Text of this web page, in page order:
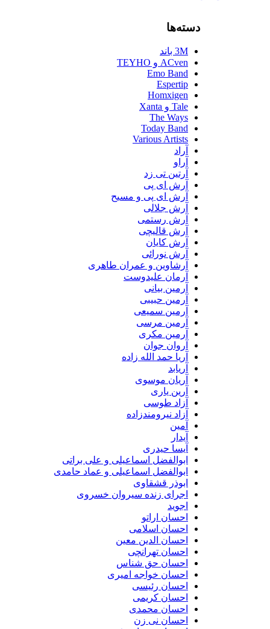
دسته‌ها
ACven و TEYHO
Emo Band
Espertip
Homxigen
Tale و Xanta
The Ways
Today Band
Various Artists
آرتین تی زد
آرش ای پی
آرش ای پی و مسیح
آرش جلالی
آرش رستمی
آرش قالیچی
آرش کایان
آرش نورائی
آرشاوین و عمران طاهری
آرمان علیدوست
آرمین بیانی
آرمین حبیبی
آرمین سمیعی
آرمین مرسی
آرمین مکری
آروان جوان
آریا حمد الله زاده
آریابد
آریان موسوی
آرین یاری
آزاد طوسی
آزاد نیرومندزاده
آمین
آیدار
آیسا حیدری
ابوالفضل اسماعیلی و علی براتی
ابوالفضل اسماعیلی و عماد حامدی
ابوذر قشقاوی
اجرای زنده سیروان خسروی
اجوید
احسان اراتو
احسان اسلامی
احسان الدین معین
احسان تهرانچی
احسان حق شناس
احسان خواجه امیری
احسان رئیسی
احسان کریمی
احسان محمدی
احسان نی زن